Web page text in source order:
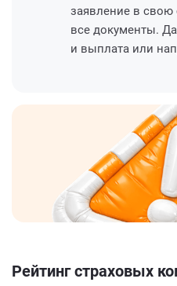
заявление в свою
все документы.
и выплата или
Рейтинг страховых